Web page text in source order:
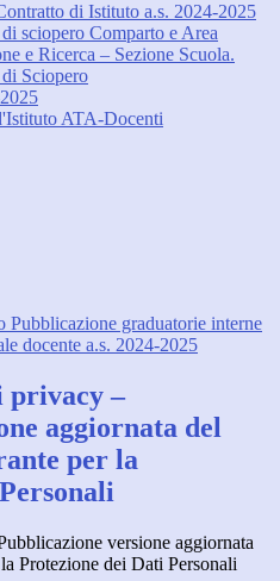
di Istituto a.s. 2024-2025
sciopero Comparto e Area
e Ricerca – Sezione Scuola.
Sciopero
ATA-Docenti
Pubblicazione graduatorie interne
docente a.s. 2024-2025
privacy –
aggiornata del
per la
versione aggiornata
Protezione dei Dati Personali